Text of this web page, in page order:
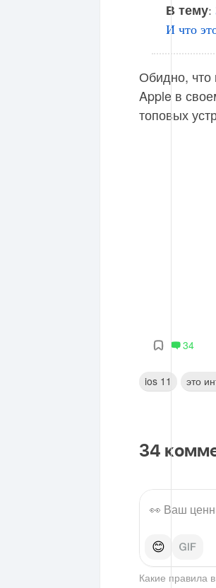
В тему:
И что
Обидно, что
Apple в
топовых
34
ios 11 это
34
😊
Какие правила в